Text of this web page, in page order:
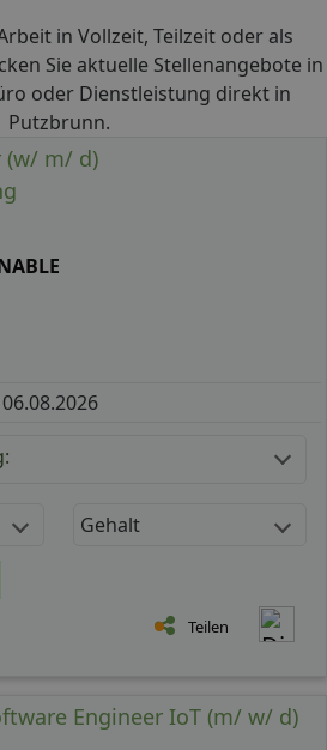
in Vollzeit, Teilzeit oder als
Sie aktuelle Stellenangebote in
oder Dienstleistung direkt in
Putzbrunn.
(w/ m/ d)
Gehalt
Teilen
Engineer IoT (m/ w/ d)